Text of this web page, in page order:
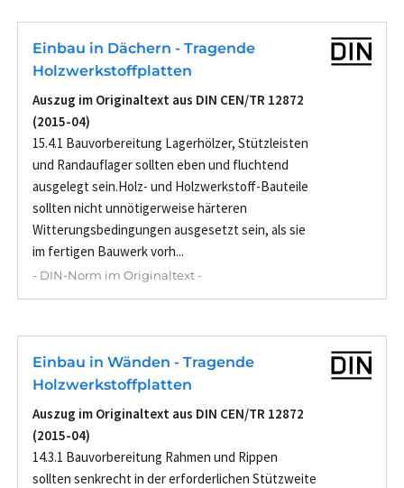
Einbau in Dächern - Tragende
Holzwerkstoffplatten
Auszug im Originaltext aus DIN CEN/TR 12872
(2015-04)
15.4.1 Bauvorbereitung Lagerhölzer, Stützleisten
und Randauflager sollten eben und fluchtend
ausgelegt sein.Holz- und Holzwerkstoff-Bauteile
sollten nicht unnötigerweise härteren
Witterungsbedingungen ausgesetzt sein, als sie
im fertigen Bauwerk vorh...
- DIN-Norm im Originaltext -
Einbau in Wänden - Tragende
Holzwerkstoffplatten
Auszug im Originaltext aus DIN CEN/TR 12872
(2015-04)
14.3.1 Bauvorbereitung Rahmen und Rippen
sollten senkrecht in der erforderlichen Stützweite